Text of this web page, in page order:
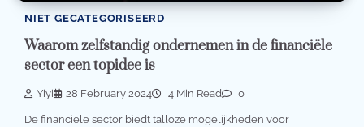
NIET GECATEGORISEERD
Waarom zelfstandig ondernemen in de financiële
sector een topidee is
Yiyi 28 February 2024 4 Min Read 0
De financiële sector biedt talloze mogelijkheden voor